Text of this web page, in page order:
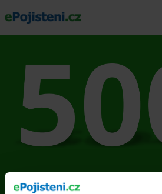
Na stránce se